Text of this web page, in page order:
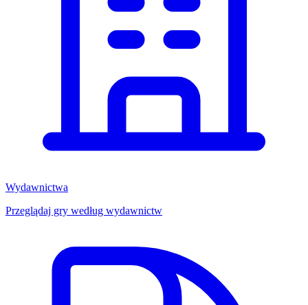
Wydawnictwa
Przeglądaj gry według wydawnictw